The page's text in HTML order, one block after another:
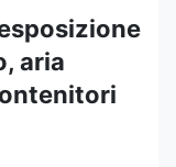
aria